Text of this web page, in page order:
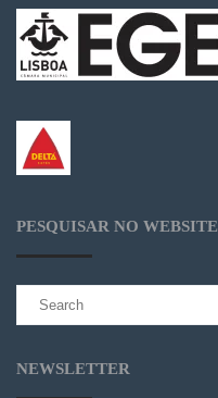
PESQUISAR NO WEBSITE
NEWSLETTER